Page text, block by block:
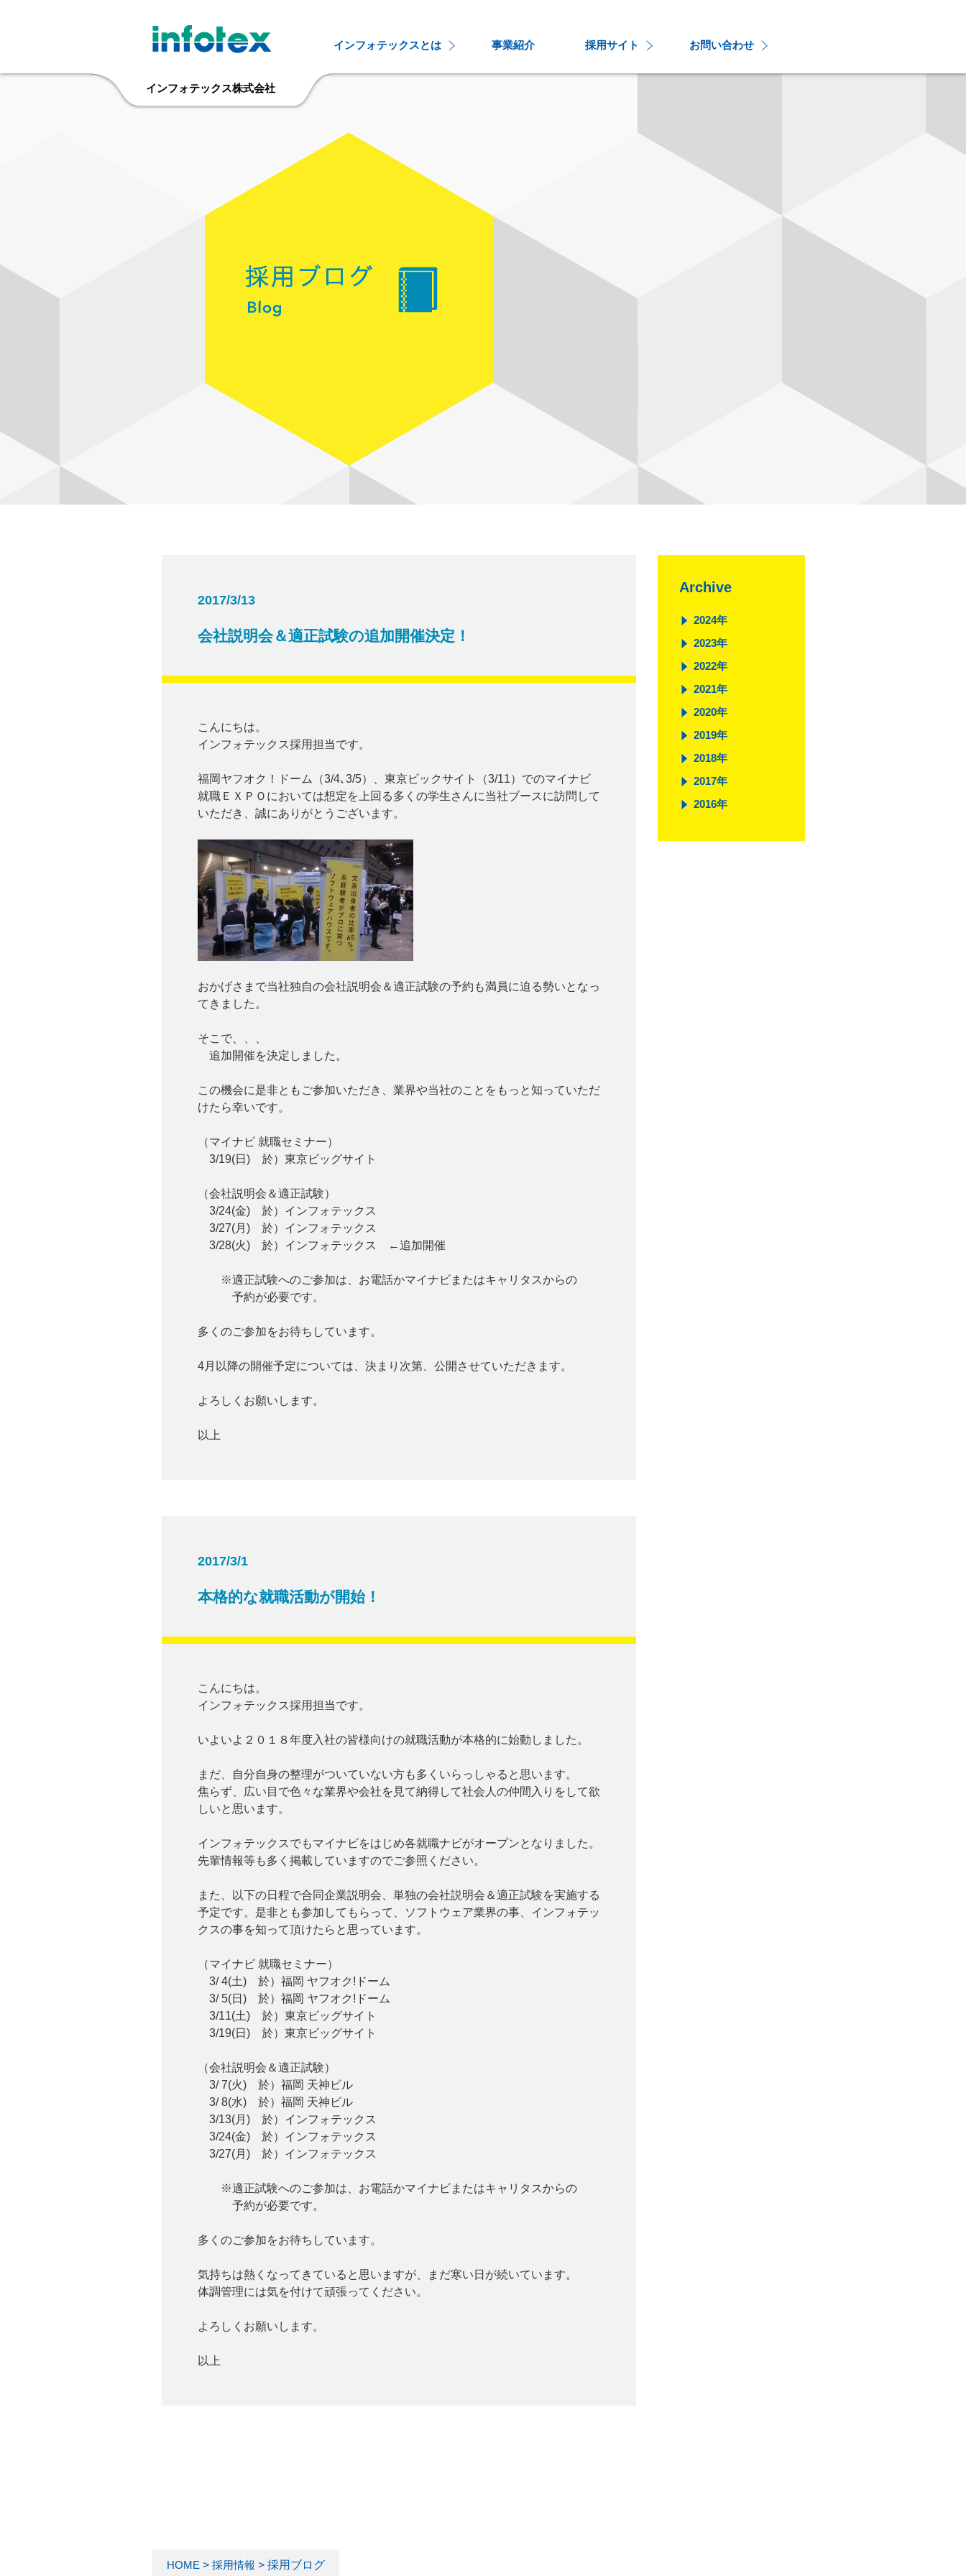
インフォテックスとは 事業紹介 採用サイト お問い合わせ
インフォテックス株式会社
2017/3/13
会社説明会＆適正試験の追加開催決定！
こんにちは。
インフォテックス採用担当です。
福岡ヤフオク！ドーム（3/4､3/5）、東京ビックサイト（3/11）でのマイナビ
就職ＥＸＰＯにおいては想定を上回る多くの学生さんに当社ブースに訪問して
いただき、誠にありがとうございます。
おかげさまで当社独自の会社説明会＆適正試験の予約も満員に迫る勢いとなっ
てきました。
そこで、、、
追加開催を決定しました。
この機会に是非ともご参加いただき、業界や当社のことをもっと知っていただ
けたら幸いです。
（マイナビ 就職セミナー）
3/19(日) 於）東京ビッグサイト
（会社説明会＆適正試験）
3/24(金) 於）インフォテックス
3/27(月) 於）インフォテックス
3/28(火) 於）インフォテックス ←追加開催
※適正試験へのご参加は、お電話かマイナビまたはキャリタスからの
予約が必要です。
多くのご参加をお待ちしています。
4月以降の開催予定については、決まり次第、公開させていただきます。
よろしくお願いします。
以上
2017/3/1
本格的な就職活動が開始！
こんにちは。
インフォテックス採用担当です。
いよいよ２０１８年度入社の皆様向けの就職活動が本格的に始動しました。
まだ、自分自身の整理がついていない方も多くいらっしゃると思います。
焦らず、広い目で色々な業界や会社を見て納得して社会人の仲間入りをして欲
しいと思います。
インフォテックスでもマイナビをはじめ各就職ナビがオープンとなりました。
先輩情報等も多く掲載していますのでご参照ください。
また、以下の日程で合同企業説明会、単独の会社説明会＆適正試験を実施する
予定です。是非とも参加してもらって、ソフトウェア業界の事、インフォテッ
クスの事を知って頂けたらと思っています。
（マイナビ 就職セミナー）
3/ 4(土) 於）福岡 ヤフオク!ドーム
3/ 5(日) 於）福岡 ヤフオク!ドーム
3/11(土) 於）東京ビッグサイト
3/19(日) 於）東京ビッグサイト
（会社説明会＆適正試験）
3/ 7(火) 於）福岡 天神ビル
3/ 8(水) 於）福岡 天神ビル
3/13(月) 於）インフォテックス
3/24(金) 於）インフォテックス
3/27(月) 於）インフォテックス
※適正試験へのご参加は、お電話かマイナビまたはキャリタスからの
予約が必要です。
多くのご参加をお待ちしています。
気持ちは熱くなってきていると思いますが、まだ寒い日が続いています。
体調管理には気を付けて頑張ってください。
よろしくお願いします。
以上
Archive
2024年
2023年
2022年
2021年
2020年
2019年
2018年
2017年
2016年
HOME > 採用情報 > 採用ブログ